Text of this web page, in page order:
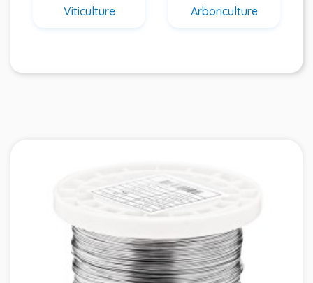
Viticulture Arboriculture